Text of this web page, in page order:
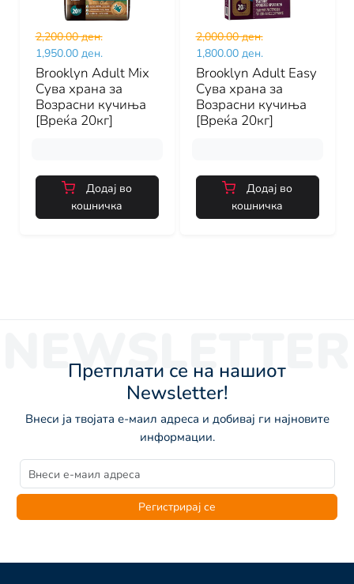
2,200.00 ден.
1,950.00 ден.
Brooklyn Adult Mix
Сува храна за
Возрасни кучиња
[Вреќа 20кг]
Додај во
кошничка
2,000.00 ден.
1,800.00 ден.
Brooklyn Adult Easy
Сува храна за
Возрасни кучиња
[Вреќа 20кг]
Додај во
кошничка
NEWSLETTER
Претплати се на нашиот
Newsletter!
Внеси ја твојата е-маил адреса и добивај ги најновите
информации.
Регистрирај се